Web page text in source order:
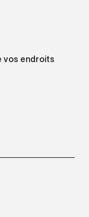
vos endroits